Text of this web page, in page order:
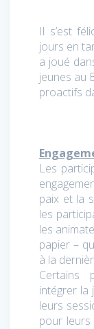
Il s’est
jours en
a joué
jeunes au
proactifs
Les
paix et la
les
les
papier –
à la
Certains
intégrer la
leurs
pour leurs